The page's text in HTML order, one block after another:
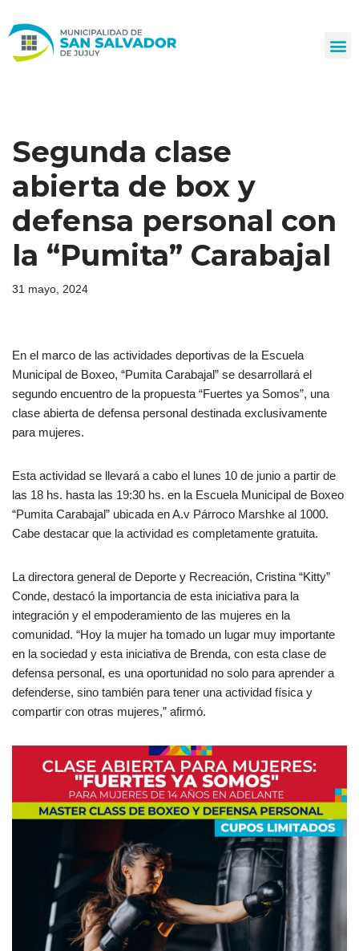
al
Segunda clase
abierta de box y
defensa personal con
la “Pumita” Carabajal
31 mayo, 2024
En el marco de las actividades deportivas de la Escuela
Municipal de Boxeo, “Pumita Carabajal” se desarrollará el
segundo encuentro de la propuesta “Fuertes ya Somos”, una
clase abierta de defensa personal destinada exclusivamente
para mujeres.
Esta actividad se llevará a cabo el lunes 10 de junio a partir de
las 18 hs. hasta las 19:30 hs. en la Escuela Municipal de Boxeo
“Pumita Carabajal” ubicada en A.v Párroco Marshke al 1000.
Cabe destacar que la actividad es completamente gratuita.
La directora general de Deporte y Recreación, Cristina “Kitty”
Conde, destacó la importancia de esta iniciativa para la
integración y el empoderamiento de las mujeres en la
comunidad. “Hoy la mujer ha tomado un lugar muy importante
en la sociedad y esta iniciativa de Brenda, con esta clase de
defensa personal, es una oportunidad no solo para aprender a
defenderse, sino también para tener una actividad física y
compartir con otras mujeres,” afirmó.